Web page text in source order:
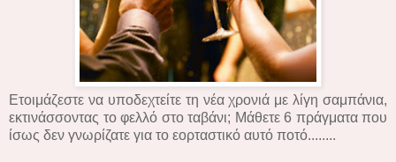
Ετοιμάζεστε να υποδεχτείτε τη νέα χρονιά με λίγη σαμπάνια,
εκτινάσσοντας το φελλό στο ταβάνι; Μάθετε 6 πράγματα που
ίσως δεν γνωρίζατε για το εορταστικό αυτό ποτό........